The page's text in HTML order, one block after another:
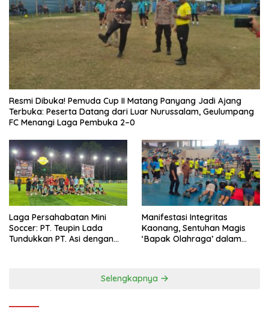
Resmi Dibuka! Pemuda Cup II Matang Panyang Jadi Ajang
Terbuka: Peserta Datang dari Luar Nurussalam, Geulumpang
FC Menangi Laga Pembuka 2–0
Laga Persahabatan Mini
Soccer: PT. Teupin Lada
Tundukkan PT. Asi dengan
Manifestasi Integritas
Kaonang, Sentuhan Magis
‘Bapak Olahraga’ dalam
Selengkapnya